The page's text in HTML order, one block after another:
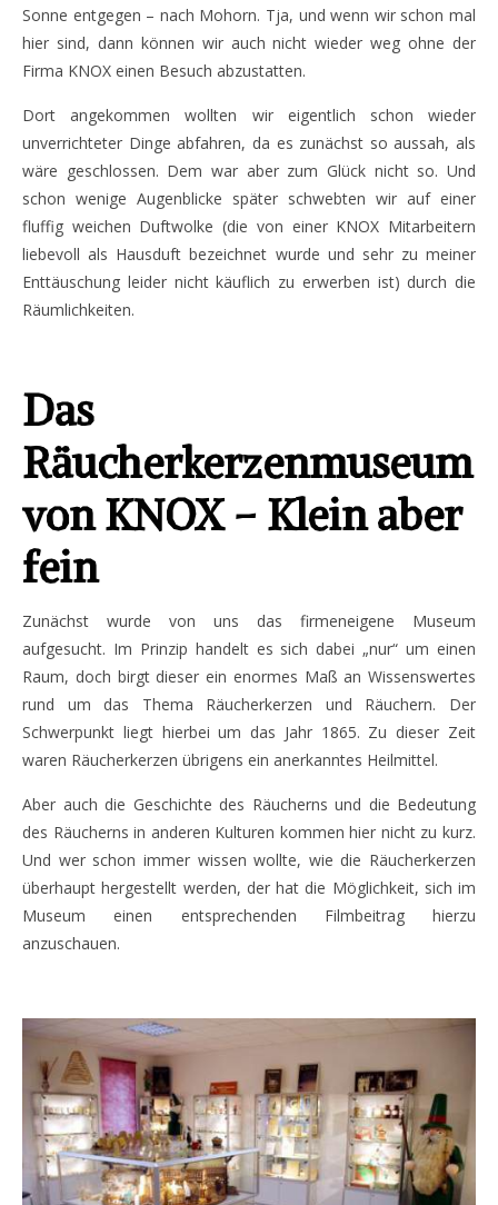
Sonne entgegen – nach Mohorn. Tja, und wenn wir schon mal
hier sind, dann können wir auch nicht wieder weg ohne der
Firma KNOX einen Besuch abzustatten.
Dort angekommen wollten wir eigentlich schon wieder
unverrichteter Dinge abfahren, da es zunächst so aussah, als
wäre geschlossen. Dem war aber zum Glück nicht so. Und
schon wenige Augenblicke später schwebten wir auf einer
fluffig weichen Duftwolke (die von einer KNOX Mitarbeitern
liebevoll als Hausduft bezeichnet wurde und sehr zu meiner
Enttäuschung leider nicht käuflich zu erwerben ist) durch die
Räumlichkeiten.
Das
Räucherkerzenmuseum
von KNOX – Klein aber
fein
Zunächst wurde von uns das firmeneigene Museum
aufgesucht. Im Prinzip handelt es sich dabei „nur“ um einen
Raum, doch birgt dieser ein enormes Maß an Wissenswertes
rund um das Thema Räucherkerzen und Räuchern. Der
Schwerpunkt liegt hierbei um das Jahr 1865. Zu dieser Zeit
waren Räucherkerzen übrigens ein anerkanntes Heilmittel.
Aber auch die Geschichte des Räucherns und die Bedeutung
des Räucherns in anderen Kulturen kommen hier nicht zu kurz.
Und wer schon immer wissen wollte, wie die Räucherkerzen
überhaupt hergestellt werden, der hat die Möglichkeit, sich im
Museum einen entsprechenden Filmbeitrag hierzu
anzuschauen.